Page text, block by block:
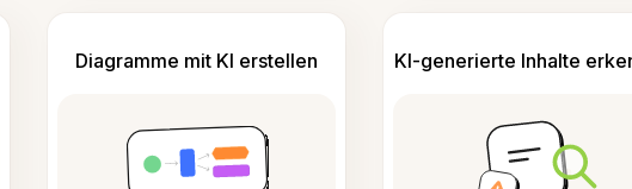
Diagramme mit KI erstellen KI-generierte Inhalte